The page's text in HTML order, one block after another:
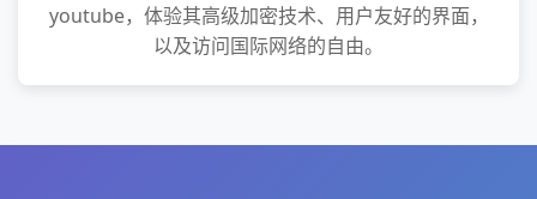
youtube，体验其高级加密技术、用户友好的界面，
以及访问国际网络的自由。